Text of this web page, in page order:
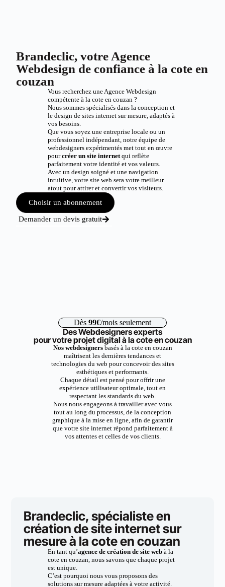
Brandeclic, votre Agence
Webdesign de confiance à la cote en
couzan
Vous recherchez une Agence Webdesign
compétente à la cote en couzan ?
Nous sommes spécialisés dans la conception et
le design de sites internet sur mesure, adaptés à
vos besoins.
Que vous soyez une entreprise locale ou un
professionnel indépendant, notre équipe de
webdesigners expérimentés met tout en œuvre
pourcréer un site internetqui reflète
parfaitement votre identité et vos valeurs.
Avec un design soigné et une navigation
intuitive, votre site web sera votre meilleur
atout pour attirer et convertir vos visiteurs.
Choisir un abonnement
Demander un devis gratuit
Dès 99€/mois seulement
Des Webdesigners experts
pour votre projet digital à la cote en couzan
Nos webdesignersbasés à la cote en couzan
maîtrisent les dernières tendances et
technologies du web pour concevoir des sites
esthétiques et performants.
Chaque détail est pensé pour offrir une
expérience utilisateur optimale, tout en
respectant les standards du web.
Nous nous engageons à travailler avec vous
tout au long du processus, de la conception
graphique à la mise en ligne, afin de garantir
que votre site internet répond parfaitement à
vos attentes et celles de vos clients.
Brandeclic, spécialiste en
création de site internet sur
mesure à la cote en couzan
En tant qu’agence de création de site webà la
cote en couzan, nous savons que chaque projet
est unique.
C’est pourquoi nous vous proposons des
solutions sur mesure adaptées à votre activité.